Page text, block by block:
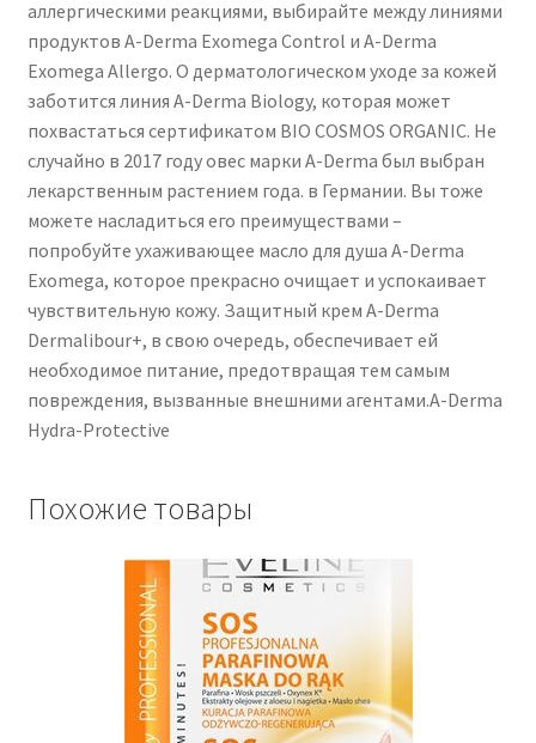
аллергическими реакциями, выбирайте между линиями
продуктов A-Derma Exomega Control и A-Derma
Exomega Allergo. О дерматологическом уходе за кожей
заботится линия A-Derma Biology, которая может
похвастаться сертификатом BIO COSMOS ORGANIC. Не
случайно в 2017 году овес марки A-Derma был выбран
лекарственным растением года. в Германии. Вы тоже
можете насладиться его преимуществами –
попробуйте ухаживающее масло для душа A-Derma
Exomega, которое прекрасно очищает и успокаивает
чувствительную кожу. Защитный крем A-Derma
Dermalibour+, в свою очередь, обеспечивает ей
необходимое питание, предотвращая тем самым
повреждения, вызванные внешними агентами.A-Derma
Hydra-Protective
Похожие товары